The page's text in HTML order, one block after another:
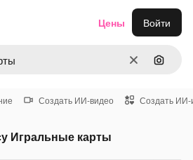
ОчиститьПоиск
Цены Войти
Создать ИИ-видео Создать ИИ-
Игральные карты